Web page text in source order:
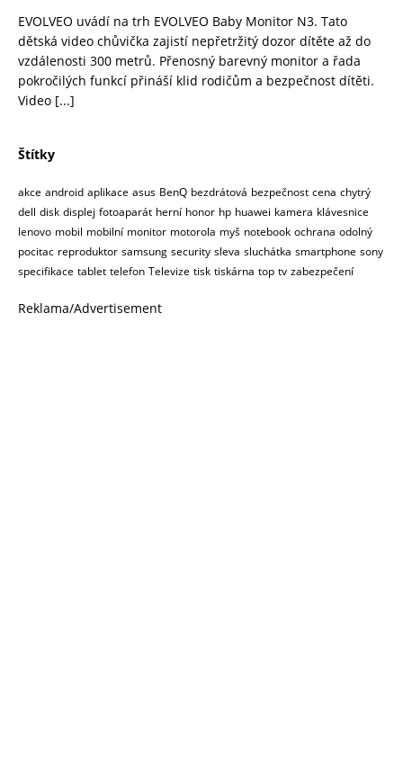
EVOLVEO uvádí na trh EVOLVEO Baby Monitor N3. Tato
dětská video chůvička zajistí nepřetržitý dozor dítěte až do
vzdálenosti 300 metrů. Přenosný barevný monitor a řada
pokročilých funkcí přináší klid rodičům a bezpečnost dítěti.
Video [...]
Štítky
akce android aplikace asus BenQ bezdrátová bezpečnost cena chytrý
dell disk displej fotoaparát herní honor hp huawei kamera klávesnice
lenovo mobil mobilní monitor motorola myš notebook ochrana odolný
pocitac reproduktor samsung security sleva sluchátka smartphone sony
specifikace tablet telefon Televize tisk tiskárna top tv zabezpečení
Reklama/Advertisement